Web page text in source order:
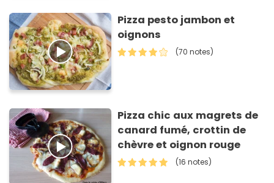
Pizza pesto jambon et
oignons
(70 notes)
Pizza chic aux magrets de
canard fumé, crottin de
chèvre et oignon rouge
(16 notes)